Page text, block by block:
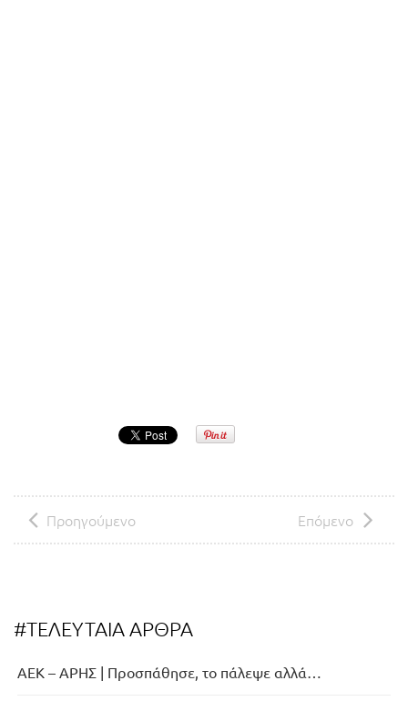
Προηγούμενο Επόμενο
#ΤΕΛΕΥΤΑΙΑ ΑΡΘΡΑ
ΑΕΚ – ΑΡΗΣ | Προσπάθησε, το πάλεψε αλλά…